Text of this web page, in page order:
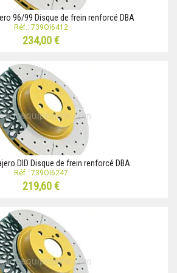
96/99 Disque de frein renforcé DBA
Réf.: 739OI6412
234,00 €
DID Disque de frein renforcé DBA
Réf.: 739OI6247
219,60 €